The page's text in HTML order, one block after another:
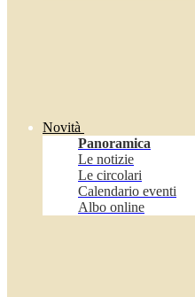
Novità
Panoramica
Le notizie
Le circolari
Calendario eventi
Albo online